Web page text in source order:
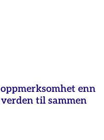
enn
til sammen